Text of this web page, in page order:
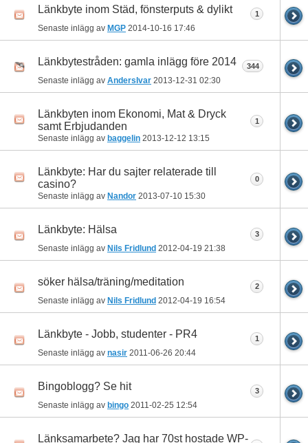
Länkbyte inom Städ, fönsterputs & dylikt
Senaste inlägg av MGP 2014-10-16 17:46
1
Länkbytestråden: gamla inlägg före 2014
Senaste inlägg av AndersIvar 2013-12-31 02:30
344
Länkbyten inom Ekonomi, Mat & Dryck
samt Erbjudanden
Senaste inlägg av baggelin 2013-12-12 13:15
1
Länkbyte: Har du sajter relaterade till
casino?
Senaste inlägg av Nandor 2013-07-10 15:30
0
Länkbyte: Hälsa
Senaste inlägg av Nils Fridlund 2012-04-19 21:38
3
söker hälsa/träning/meditation
Senaste inlägg av Nils Fridlund 2012-04-19 16:54
2
Länkbyte - Jobb, studenter - PR4
Senaste inlägg av nasir 2011-06-26 20:44
1
Bingoblogg? Se hit
Senaste inlägg av bingo 2011-02-25 12:54
3
Länksamarbete? Jag har 70st hostade WP-